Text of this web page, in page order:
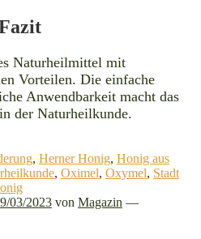
Naturheilmittel mit
Vorteilen. Die einfache
Anwendbarkeit macht das
der Naturheilkunde.
, Herner Honig, Honig aus
, Oximel, Oxymel, Stadt
03/2023 von Magazin —